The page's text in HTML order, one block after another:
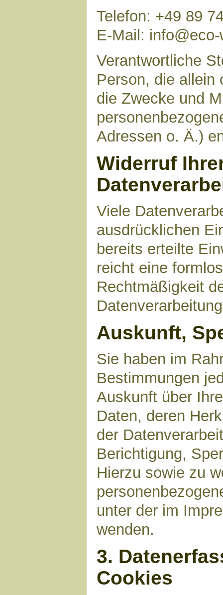
Telefon: +49 89
E-Mail:
Verantwortliche
Person, die allein
die Zwecke und
Adressen o. Ä.)
Widerruf
Viele
ausdrücklichen
bereits erteilte
reicht eine
Rechtmäßigkeit
Auskunft,
Sie haben im
Bestimmungen
Auskunft über
Daten, deren
der
Berichtigung,
Hierzu sowie zu
unter der im
wenden.
3.
Cookies